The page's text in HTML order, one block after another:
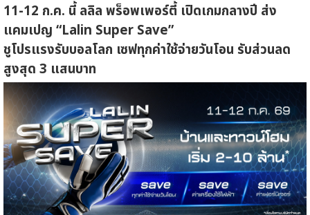
11-12 ก.ค. นี้ ลลิล พร็อพเพอร์ตี้ เปิดเกมกลางปี ส่ง
แคมเปญ “Lalin Super Save”
ชูโปรแรงรับบอลโลก เซฟทุกค่าใช้จ่ายวันโอน รับส่วนลด
สูงสุด 3 แสนบาท